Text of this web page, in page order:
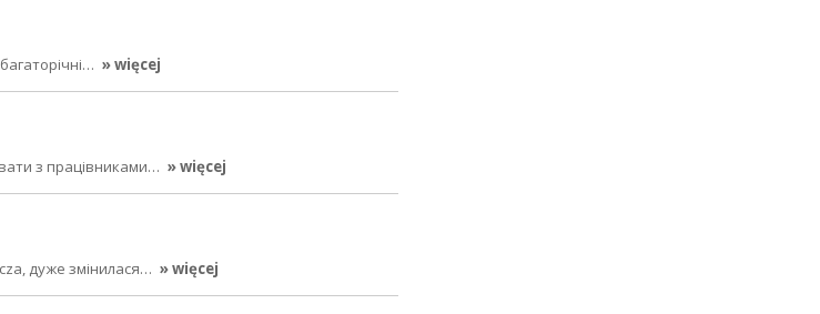
» więcej
з працівниками… » więcej
дуже змінилася… » więcej